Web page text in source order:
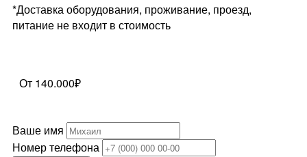
*Доставка оборудования, проживание, проезд,
питание не входит в стоимость
От 140.000₽
Ваше имя
Номер телефона